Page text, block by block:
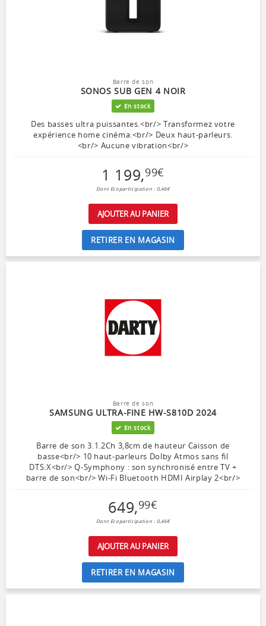
Barre de son
SONOS SUB GEN 4 NOIR
En stock
Des basses ultra puissantes.<br/> Transformez votre
expérience home cinéma.<br/> Deux haut-parleurs.
<br/> Aucune vibration<br/>
1 199,99€
Dont Ecoparticipation : 0,46€
AJOUTER AU PANIER
RETIRER EN MAGASIN
Barre de son
SAMSUNG ULTRA-FINE HW-S810D 2024
En stock
Barre de son 3.1.2Ch 3,8cm de hauteur Caisson de
basse<br/> 10 haut-parleurs Dolby Atmos sans fil
DTS:X<br/> Q-Symphony : son synchronisé entre TV +
barre de son<br/> Wi-Fi Bluetooth HDMI Airplay 2<br/>
649,99€
Dont Ecoparticipation : 0,46€
AJOUTER AU PANIER
RETIRER EN MAGASIN